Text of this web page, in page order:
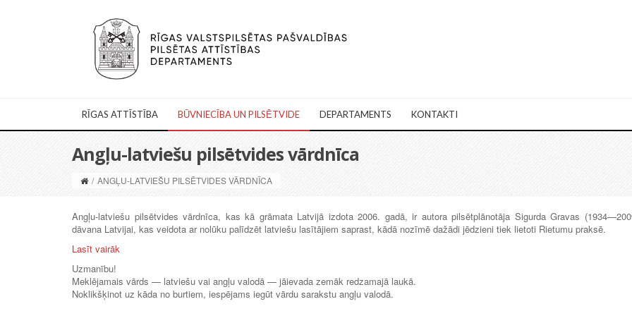
RĪGAS ATTĪSTĪBA BŪVNIECĪBA UN PILSĒTVIDE DEPARTAMENTS KONTAKTI
Angļu-latviešu pilsētvides vārdnīca
/ ANGĻU-LATVIEŠU PILSĒTVIDES VĀRDNĪCA
Angļu-latviešu pilsētvides vārdnīca, kas kā grāmata Latvijā izdota 2006. gadā, ir autora pilsētplānotāja Sigurda Gravas
dāvana Latvijai, kas veidota ar nolūku palīdzēt latviešu lasītājiem saprast, kādā nozīmē dažādi jēdzieni tiek lietoti Rietumu praksē.
Lasīt vairāk
Uzmanību!
Meklējamais vārds — latviešu vai angļu valodā — jāievada zemāk redzamajā laukā.
Noklikšķinot uz kāda no burtiem, iespējams iegūt vārdu sarakstu angļu valodā.